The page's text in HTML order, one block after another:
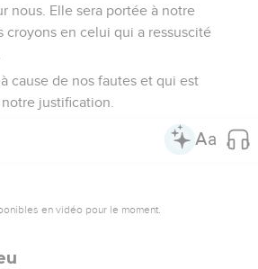
nous. Elle sera portée à notre
croyons en celui qui a ressuscité
cause de nos fautes et qui est
justification.
en vidéo pour le moment.